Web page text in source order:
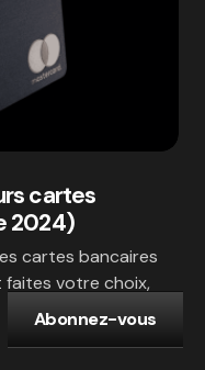
cartes
2024)
cartes bancaires
faites votre choix,
Abonnez-vous